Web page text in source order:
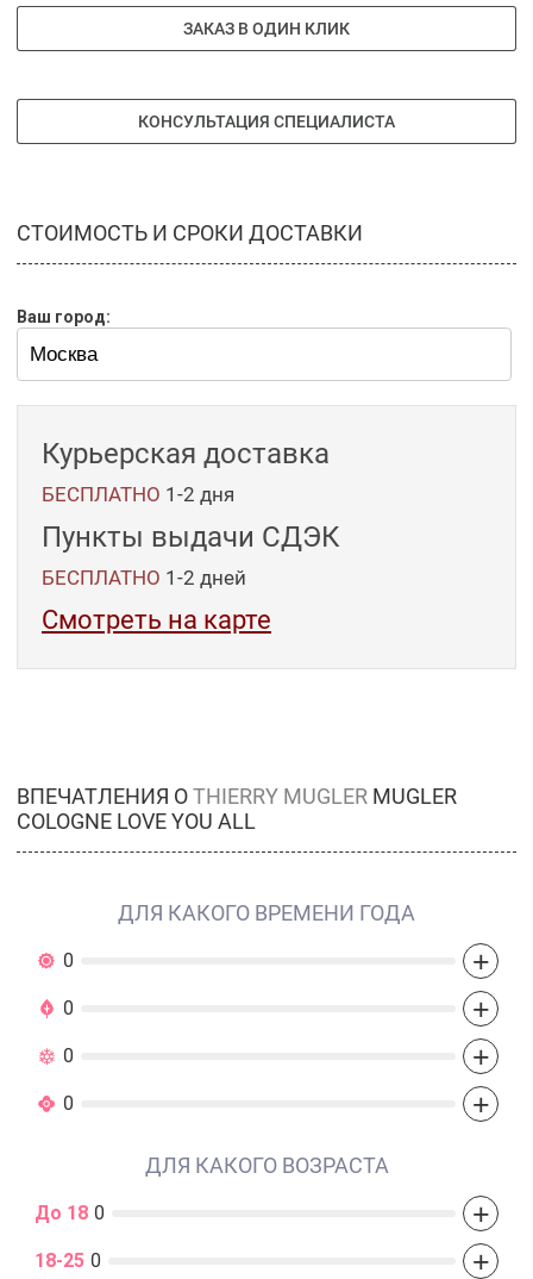
ЗАКАЗ В ОДИН КЛИК
КОНСУЛЬТАЦИЯ СПЕЦИАЛИСТА
СТОИМОСТЬ И СРОКИ ДОСТАВКИ
Ваш город:
Курьерская доставка
БЕСПЛАТНО 1-2 дня
Пункты выдачи СДЭК
БЕСПЛАТНО 1-2 дней
Смотреть на карте
ВПЕЧАТЛЕНИЯ ОTHIERRY MUGLER MUGLER
COLOGNE LOVE YOU ALL
ДЛЯ КАКОГО ВРЕМЕНИ ГОДА
0 +
0 +
0 +
0 +
ДЛЯ КАКОГО ВОЗРАСТА
До 18 0 +
18-25 0 +